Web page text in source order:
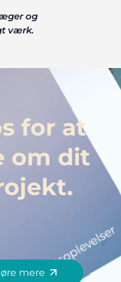
og
værk.
for at
om dit
mere